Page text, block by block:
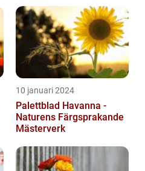
10 januari 2024
Palettblad Havanna -
Naturens Färgsprakande
Mästerverk